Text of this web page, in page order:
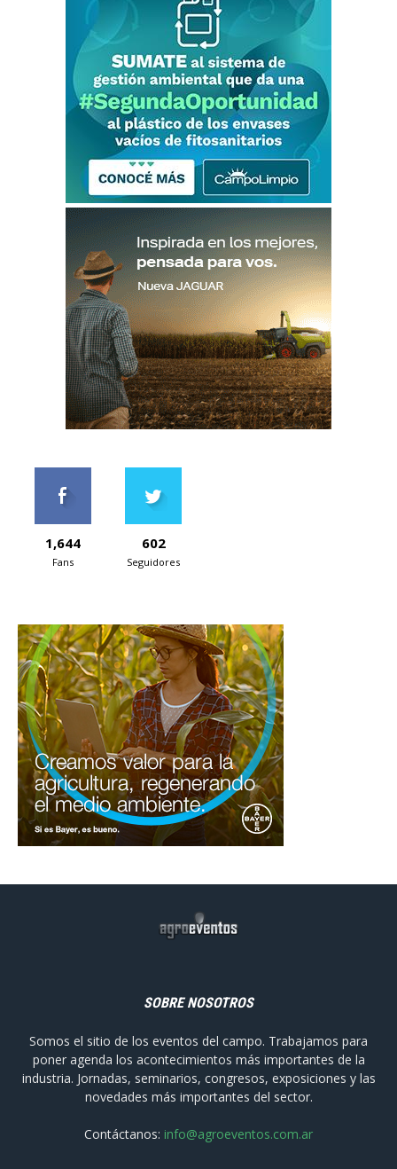
1,644
Fans
602
Seguidores
SOBRE NOSOTROS
Somos el sitio de los eventos del campo. Trabajamos para
poner agenda los acontecimientos más importantes de la
industria. Jornadas, seminarios, congresos, exposiciones y las
novedades más importantes del sector.
Contáctanos: info@agroeventos.com.ar